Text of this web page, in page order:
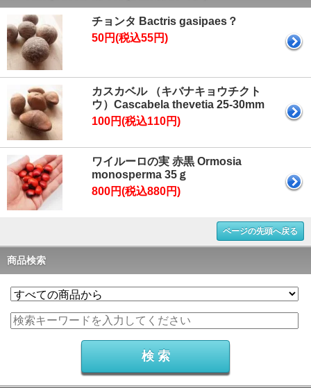
チョンタ Bactris gasipaes？
50円(税込55円)
カスカベル （キバナキョウチクト
ウ）Cascabela thevetia 25-30mm
100円(税込110円)
ワイルーロの実 赤黒 Ormosia
monosperma 35ｇ
800円(税込880円)
ページの先頭へ戻る
商品検索